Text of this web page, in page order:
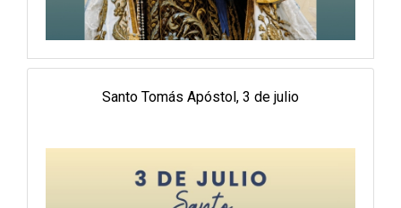
Santo Tomás Apóstol, 3 de julio